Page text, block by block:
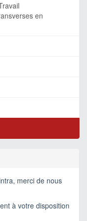
en
merci de nous
à votre disposition